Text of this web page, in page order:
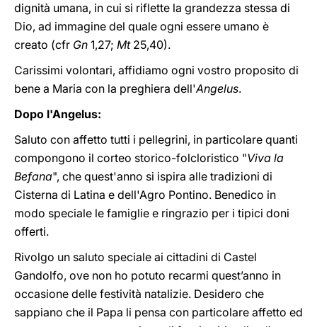
dignità umana, in cui si riflette la grandezza stessa di
Dio, ad immagine del quale ogni essere umano è
creato (cfr Gn 1,27; Mt25,40).
Carissimi volontari, affidiamo ogni vostro proposito di
bene a Maria con la preghiera dell'Angelus.
Dopo l'Angelus:
Saluto con affetto tutti i pellegrini, in particolare quanti
compongono il corteo storico-folcloristico "Viva la
Befana", che quest'anno si ispira alle tradizioni di
Cisterna di Latina e dell'Agro Pontino. Benedico in
modo speciale le famiglie e ringrazio per i tipici doni
offerti.
Rivolgo un saluto speciale ai cittadini di Castel
Gandolfo, ove non ho potuto recarmi quest’anno in
occasione delle festività natalizie. Desidero che
sappiano che il Papa li pensa con particolare affetto ed